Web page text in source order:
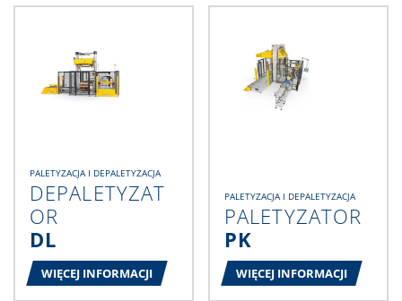
LISTA MASZYN
PALETYZACJA I DEPALETYZACJA
DEPALETYZAT
OR
DL
WIĘCEJ INFORMACJI
PALETYZACJA I DEPALETYZACJA
PALETYZATOR
PK
WIĘCEJ INFORMACJI